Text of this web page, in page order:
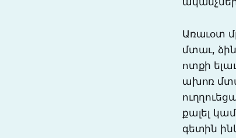
Առաւօտ
մտաւ,
ոտքի
ախոռ
քալել
գետին